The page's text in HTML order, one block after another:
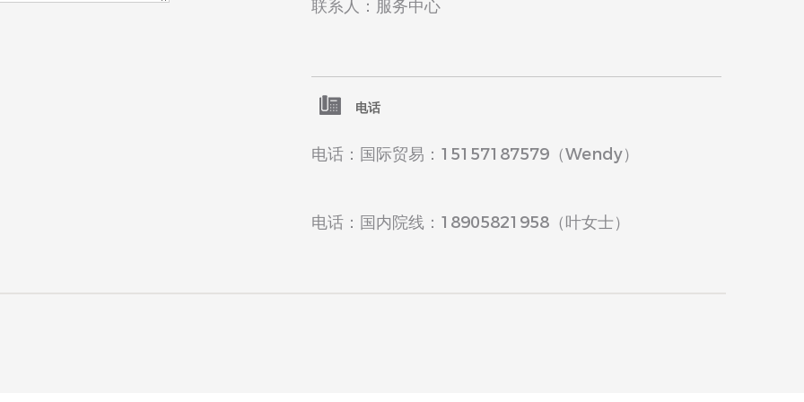
联系人：服务中心
电话
电话：国际贸易：15157187579（Wendy）
电话：国内院线：18905821958（叶女士）